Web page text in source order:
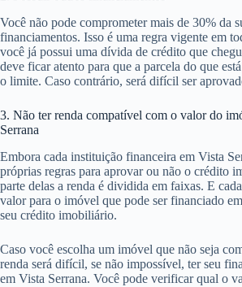
Você não pode comprometer mais de 30% da
financiamentos. Isso é uma regra vigente em
você já possui uma dívida de crédito que
deve ficar atento para que a parcela do que
o limite. Caso contrário, será difícil ser
3. Não ter renda compatível com o valor do
Serrana
Embora cada instituição financeira em Vista
próprias regras para aprovar ou não o crédito
parte delas a renda é dividida em faixas. E
valor para o imóvel que pode ser financiado
seu crédito imobiliário.
Caso você escolha um imóvel que não seja
renda será difícil, se não impossível, ter seu
em Vista Serrana. Você pode verificar qual o